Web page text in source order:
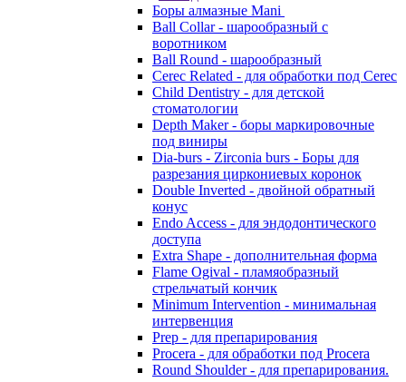
Боры алмазные Mani
Ball Collar - шарообразный c
воротником
Ball Round - шарообразный
Cerec Related - для обработки под Cerec
Child Dentistry - для детской
стоматологии
Depth Maker - боры маркировочные
под виниры
Dia-burs - Zirconia burs - Боры для
разрезания циркониевых коронок
Double Inverted - двойной обратный
конус
Endo Access - для эндодонтического
доступа
Extra Shape - дополнительная форма
Flame Ogival - пламяобразный
стрельчатый кончик
Minimum Intervention - минимальная
интервенция
Prep - для препарирования
Procera - для обработки под Procera
Round Shoulder - для препарирования.